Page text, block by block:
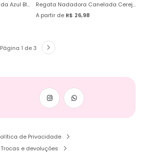
Regata Nadadora Canelada Azul Blue Beach
Regata Nadadora Canelada Cereja Laqueada
A partir de R$ 26,98
Página 1 de 3
de Privacidade
Trocas e devoluções